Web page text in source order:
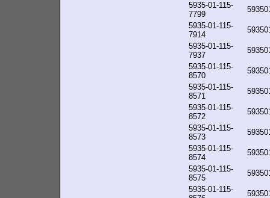
5935-01-115-
7799
5935-01-115-
7914
5935-01-115-
7937
5935-01-115-
8570
5935-01-115-
8571
5935-01-115-
8572
5935-01-115-
8573
5935-01-115-
8574
5935-01-115-
8575
5935-01-115-